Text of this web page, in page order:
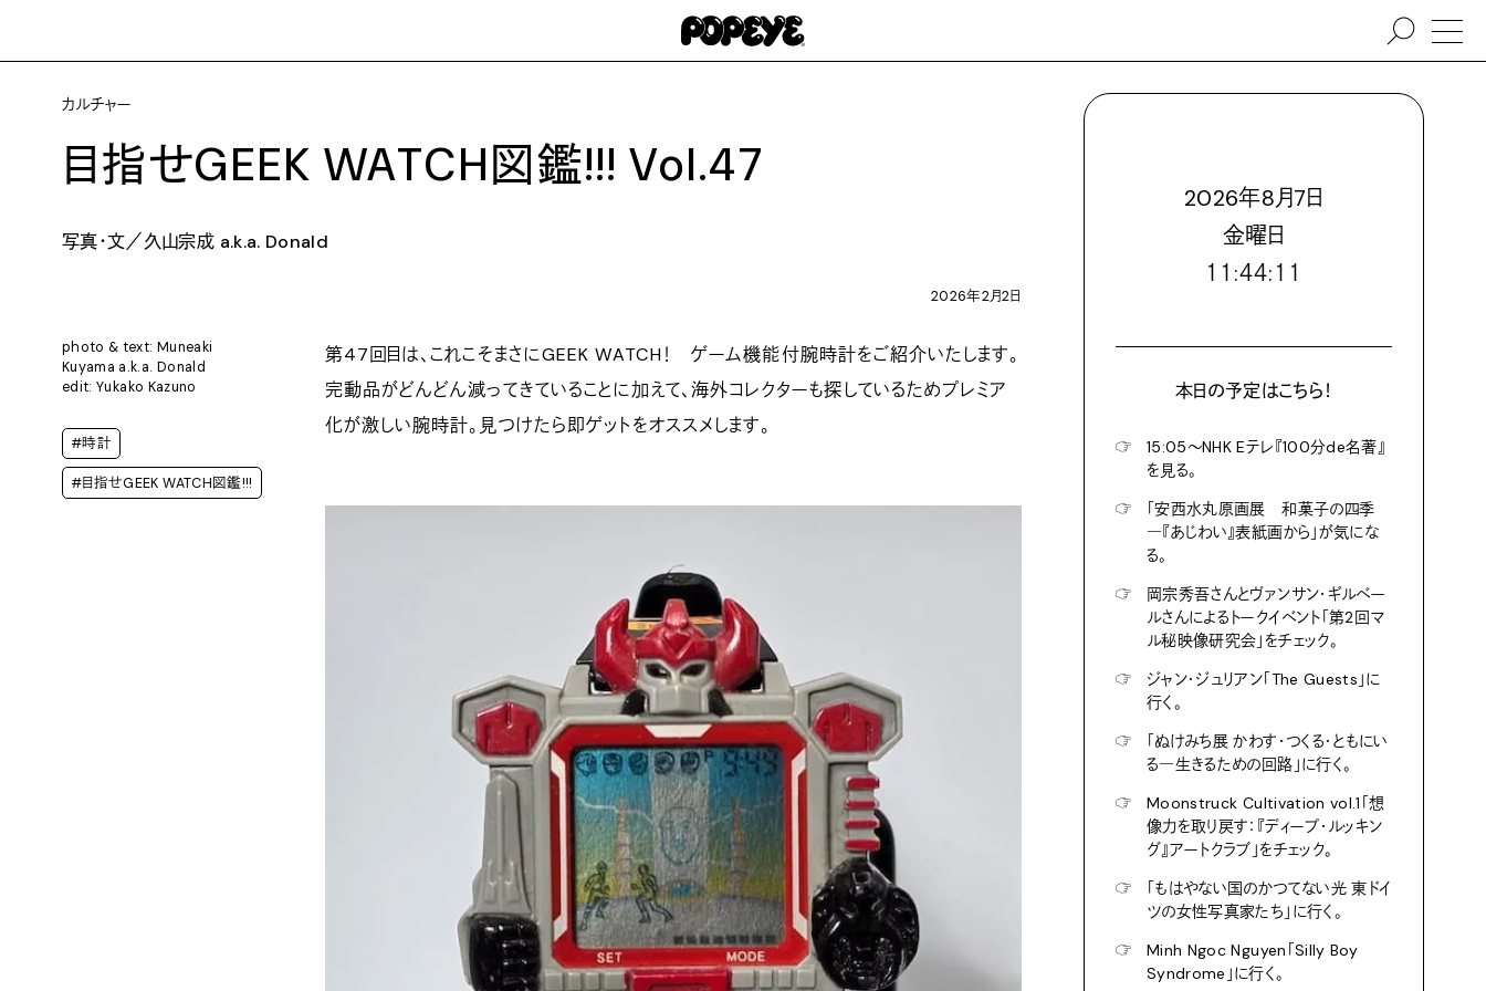
カルチャー
目指せGEEK WATCH図鑑!!! Vol.47
写真・文／久山宗成 a.k.a. Donald
2026年2月2日
photo & text: Muneaki
Kuyama a.k.a. Donald
edit: Yukako Kazuno
#時計
#目指せGEEK WATCH図鑑!!!
第47回目は、これこそまさにGEEK WATCH！ ゲーム機能付腕時計をご紹介いたします。
完動品がどんどん減ってきていることに加えて、海外コレクターも探しているためプレミア
化が激しい腕時計。見つけたら即ゲットをオススメします。
2026年8月7日
金曜日
１１:４４:１６
本日の予定はこちら！
☞
15:05〜NHK Eテレ『100分de名著』
を見る。
☞
「安西水丸原画展 和菓子の四季
―『あじわい』表紙画から」が気にな
る。
☞
岡宗秀吾さんとヴァンサン・ギルベー
ルさんによるトークイベント「第2回マ
ル秘映像研究会」をチェック。
☞
ジャン・ジュリアン「The Guests」に
行く。
☞
「ぬけみち展 かわす・つくる・ともにい
る―生きるための回路」に行く。
☞
Moonstruck Cultivation vol.1「想
像力を取り戻す：『ディープ・ルッキン
グ』アートクラブ」をチェック。
☞
「もはやない国のかつてない光 東ドイ
ツの女性写真家たち」に行く。
☞
Minh Ngoc Nguyen「Silly Boy
Syndrome」に行く。